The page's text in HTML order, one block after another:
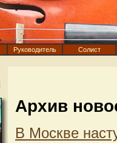
Руководитель Солист
Архив
В Москве